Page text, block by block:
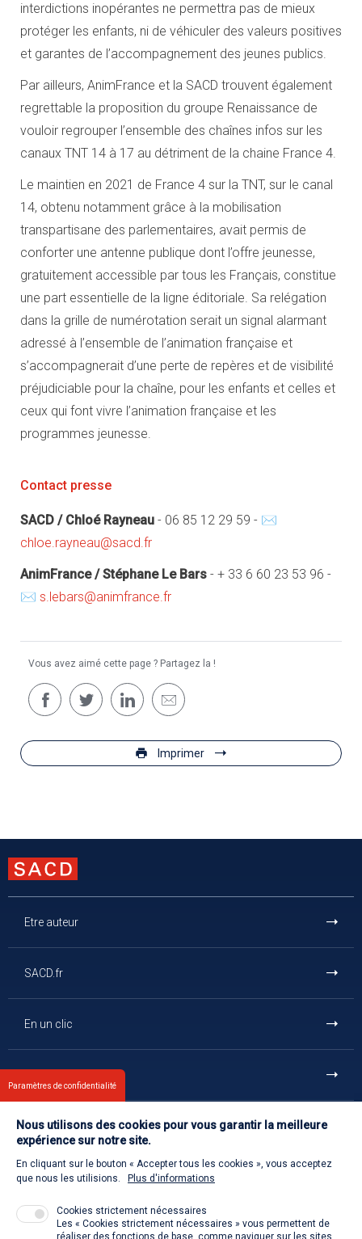
interdictions inopérantes ne permettra pas de mieux
protéger les enfants, ni de véhiculer des valeurs positives
et garantes de l’accompagnement des jeunes publics.
Par ailleurs, AnimFrance et la SACD trouvent également
regrettable la proposition du groupe Renaissance de
vouloir regrouper l’ensemble des chaînes infos sur les
canaux TNT 14 à 17 au détriment de la chaine France 4.
Le maintien en 2021 de France 4 sur la TNT, sur le canal
14, obtenu notamment grâce à la mobilisation
transpartisane des parlementaires, avait permis de
conforter une antenne publique dont l’offre jeunesse,
gratuitement accessible par tous les Français, constitue
une part essentielle de la ligne éditoriale. Sa relégation
dans la grille de numérotation serait un signal alarmant
adressé à l’ensemble de l’animation française et
s’accompagnerait d’une perte de repères et de visibilité
préjudiciable pour la chaîne, pour les enfants et celles et
ceux qui font vivre l’animation française et les
programmes jeunesse.
Contact presse
SACD / Chloé Rayneau - 06 85 12 29 59 - ✉
chloe.rayneau@sacd.fr
AnimFrance / Stéphane Le Bars - + 33 6 60 23 53 96 -
✉ s.lebars@animfrance.fr
Vous avez aimé cette page ? Partagez la !
Imprimer
Etre auteur
SACD.fr
En un clic
Contact
Retour à l'accueil
Venir à la SACD
Paramètres de confidentialité
Nous utilisons des cookies pour vous garantir la meilleure
expérience sur notre site.
En cliquant sur le bouton « Accepter tous les cookies », vous acceptez
que nous les utilisions.
Plus d'informations
Cookies strictement nécessaires
Les « Cookies strictement nécessaires » vous permettent de
réaliser des fonctions de base, comme naviguer sur les sites